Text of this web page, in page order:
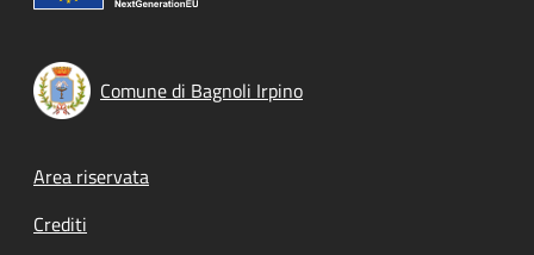
Comune di Bagnoli Irpino
Footer menu
Area riservata
Crediti